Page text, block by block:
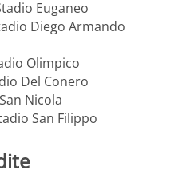
Euganeo
Diego Armando
Olimpico
Del Conero
Nicola
San Filippo